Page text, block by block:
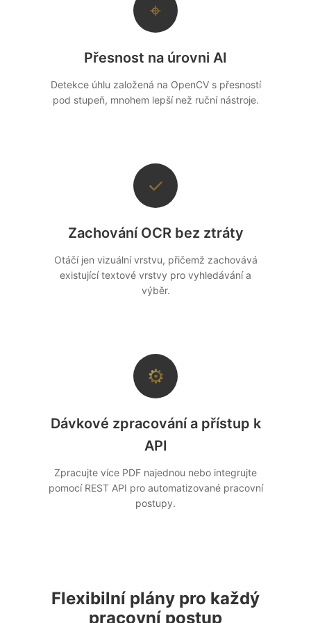
⌖
Přesnost na úrovni AI
Detekce úhlu založená na OpenCV s přesností
pod stupeň, mnohem lepší než ruční nástroje.
✓
Zachování OCR bez ztráty
Otáčí jen vizuální vrstvu, přičemž zachovává
existující textové vrstvy pro vyhledávání a
výběr.
⚙
Dávkové zpracování a přístup k
API
Zpracujte více PDF najednou nebo integrujte
pomocí REST API pro automatizované pracovní
postupy.
Flexibilní plány pro každý
pracovní postup